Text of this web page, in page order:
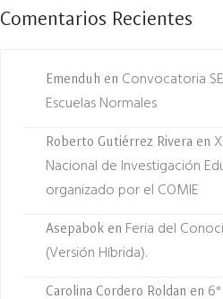
Comentarios Recientes
Emenduh en Convocatoria
Escuelas Normales
Roberto Gutiérrez Rivera en
Nacional de Investigación
organizado por el COMIE
Asepabok en Feria del
(Versión Híbrida).
Carolina Cordero Roldan en